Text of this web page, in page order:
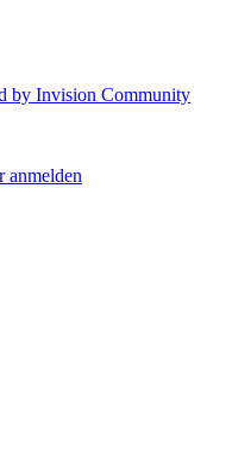
by Invision Community
anmelden